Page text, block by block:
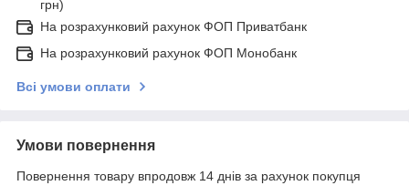
грн)
На розрахунковий рахунок ФОП Приватбанк
На розрахунковий рахунок ФОП Монобанк
Всі умови оплати
Умови повернення
Повернення товару впродовж 14 днів за рахунок покупця